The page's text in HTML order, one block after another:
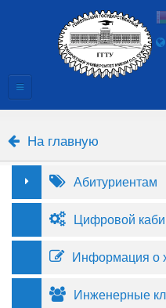
На главную
Абитуриентам
Цифровой
Информация о
Инженерные